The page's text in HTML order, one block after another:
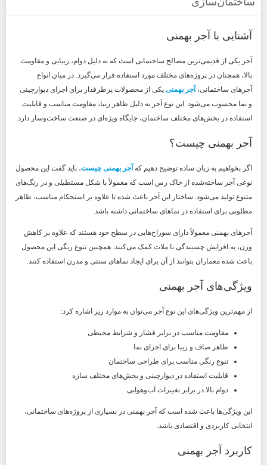
آشنایی با آجر بهمنی
آجر یکی از قدیمی‌ترین مصالح ساختمانی است که به دلیل دوام، زیبایی و مقاومت
بالا، همچنان در پروژه‌های مختلف مورد استفاده قرار می‌گیرد. در میان انواع
آجرهای ساختمانی، آجر بهمنی یکی از محصولات پرطرفدار برای اجرای دیوارچینی
و نما محسوب می‌شود. این نوع آجر به دلیل ظاهر زیبا، مقاومت مناسب و قابلیت
استفاده در بخش‌های مختلف ساختمان، جایگاه ویژه‌ای در صنعت ساخت‌وساز دارد.
آجر بهمنی چیست؟
اگر بخواهیم به زبان ساده توضیح دهیم که آجر بهمنی چیست، باید گفت این محصول
نوعی آجر ساخته‌شده از خاک رس است که معمولاً با شکل مستطیلی و در رنگ‌های
متنوع تولید می‌شود. ساختار این آجر باعث شده تا علاوه بر استحکام مناسب، ظاهر
مطلوبی برای استفاده در نماهای ساختمانی داشته باشد.
آجرهای بهمنی معمولاً دارای سوراخ‌هایی در سطح خود هستند که علاوه بر کاهش
وزن، به افزایش چسبندگی با ملات کمک می‌کنند. همچنین تنوع رنگی این محصول
باعث شده معماران بتوانند از آن برای ایجاد نماهای سنتی و مدرن استفاده کنند.
ویژگی‌های آجر بهمنی
از مهم‌ترین ویژگی‌های این نوع آجر می‌توان به موارد زیر اشاره کرد:
مقاومت مناسب در برابر فشار و شرایط محیطی
ظاهر صاف و زیبا برای اجرای نما
تنوع رنگی مناسب برای طراحی ساختمان
قابلیت استفاده در دیوارچینی و بخش‌های مختلف سازه
دوام بالا در برابر تغییرات آب‌وهوایی
این ویژگی‌ها باعث شده است که آجر بهمنی در بسیاری از پروژه‌های ساختمانی،
انتخابی کاربردی و اقتصادی باشد.
کاربرد آجر بهمنی